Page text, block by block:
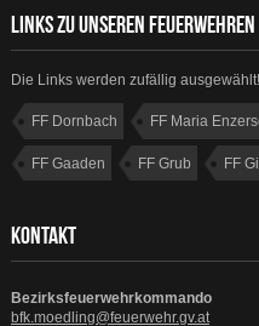
LINKS ZU UNSEREN FEUERWEHREN
Die Links werden zufällig ausgewählt!
FF Dornbach FF Maria
FF Gaaden FF Grub FF
KONTAKT
Bezirksfeuerwehrkommando
bfk.moedling@feuerwehr.gv.at